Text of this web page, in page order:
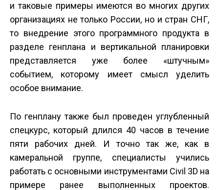
и таковые примеры имеются во многих других
организациях не только России, но и стран СНГ,
то внедрение этого программного продукта в
разделе генплана и вертикальной планировки
представляется уже более «штучным»
событием, которому имеет смысл уделить
особое внимание.
По генплану также был проведен углубленный
спецкурс, который длился 40 часов в течение
пяти рабочих дней. И точно так же, как в
камеральной группе, специалисты учились
работать с основными инструментами Civil 3D на
примере ранее выполненных проектов.